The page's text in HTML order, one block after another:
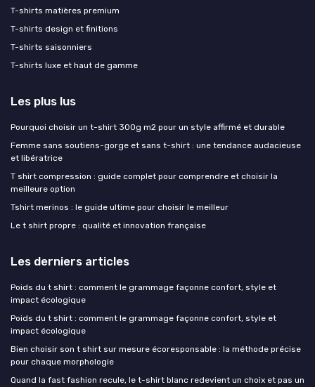
T-shirts matières premium
T-shirts design et finitions
T-shirts saisonniers
T-shirts luxe et haut de gamme
Les plus lus
Pourquoi choisir un t-shirt 300g m2 pour un style affirmé et durable
Femme sans soutiens-gorge et sans t-shirt : une tendance audacieuse
et libératrice
T shirt compression : guide complet pour comprendre et choisir la
meilleure option
Tshirt merinos : le guide ultime pour choisir le meilleur
Le t shirt propre : qualité et innovation française
Les derniers articles
Poids du t shirt : comment le grammage façonne confort, style et
impact écologique
Poids du t shirt : comment le grammage façonne confort, style et
impact écologique
Bien choisir son t shirt sur mesure écoresponsable : la méthode précise
pour chaque morphologie
Quand la fast fashion recule, le t-shirt blanc redevient un choix et pas un